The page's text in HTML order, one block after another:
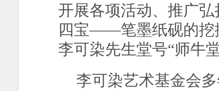
开展各项活动、推广
四宝——笔墨纸砚的挖
李可染先生堂号“师牛
李可染艺术基金会